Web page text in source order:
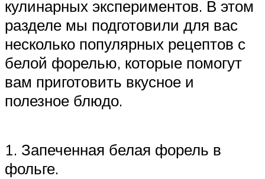
кулинарных экспериментов. В этом
разделе мы подготовили для вас
несколько популярных рецептов с
белой форелью, которые помогут
вам приготовить вкусное и
полезное блюдо.
1. Запеченная белая форель в
фольге.